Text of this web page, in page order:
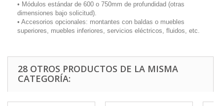
• Módulos estándar de 600 o 750mm de profundidad (otras
dimensiones bajo solicitud).
• Accesorios opcionales: montantes con baldas o muebles
superiores, muebles inferiores, servicios eléctricos, fluidos, etc.
28 OTROS PRODUCTOS DE LA MISMA
CATEGORÍA: